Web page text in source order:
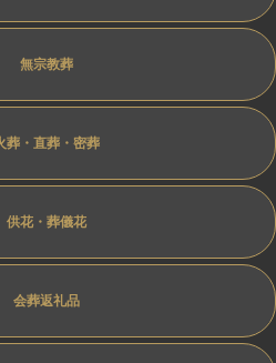
無宗教葬
葬・直葬・密葬
供花・葬儀花
会葬返礼品